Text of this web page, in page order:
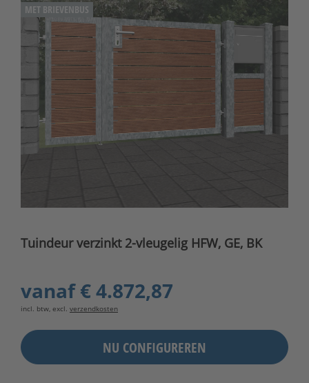
MET BRIEVENBUS
Tuindeur verzinkt 2-vleugelig HFW, GE, BK
vanaf€ 4.872,87
incl. btw, excl. verzendkosten
NU CONFIGUREREN